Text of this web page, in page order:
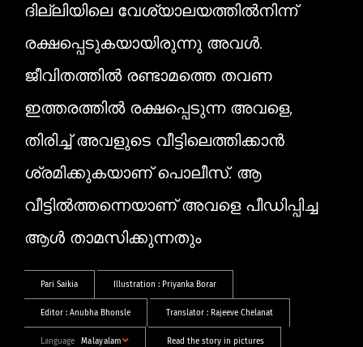
ദില്ലിയിലെ വേശ്യാലയത്തിൽനിന്ന്
രക്ഷപ്പെടുകയായിരുന്നു അവൾ.
ജീവിതത്തിൽ രണ്ടാമത്തെ തവണ
ഇത്തരത്തിൽ രക്ഷപ്പെടുന്ന അവളെ,
തിരിച്ച് അവളുടെ വീട്ടിലെത്തിക്കാൻ
ശ്രമിക്കുകയാണ് പൊലീസ്. ആ
വീട്ടിൽത്തന്നെയാണ് അവളെ പീഡിപ്പിച്ച
ആൾ താമസിക്കുന്നതും
Pari Saikia Illustration : Priyanka Borar
Editor : Anubha Bhonsle Translator : Rajeeve Chelanat
Language Malayalam Read the story in pictures